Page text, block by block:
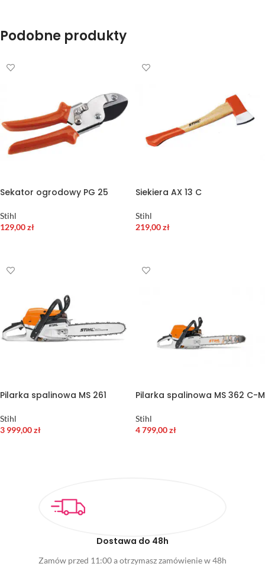
Podobne produkty
Sekator ogrodowy PG 25
Stihl
129,00zł
Siekiera AX 13 C
Stihl
219,00zł
Pilarka spalinowa MS 261
Stihl
3 999,00zł
Pilarka spalinowa MS 362 C-M
Stihl
4 799,00zł
Dostawa do 48h
Zamów przed 11:00 a otrzymasz zamówienie w 48h